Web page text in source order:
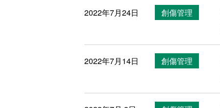
2022年7月24日 創傷管理
2022年7月14日 創傷管理